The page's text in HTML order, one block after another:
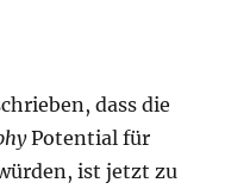
dass die
Potential für
ist jetzt zu